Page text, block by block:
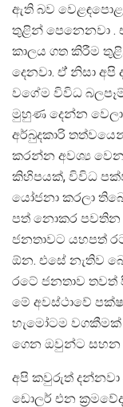
ඇති බව
තුළින් පෙනෙනවා .
කාලය ගත කිරීම
දෙනවා. ඒ් නිසා
වගේම විවිධ
මුහුණ දෙන්න වෙලා
අර්බුදකාරි
කරන්න අවශ්‍ය
කිහිපයක්, විවිධ
යෝජනා කරලා
පත් නොකර පවතින
ජනතාවට යහපත්
ඕන. එසේ නැතිව
රටේ ජනතාව තවත්
මේ අවස්ථාවේ
හැමෝටම වගකීමක්
ගෙන ඔවුන්ට සහන
අපි කවුරුත් දන්නවා
ඩොලර් එන